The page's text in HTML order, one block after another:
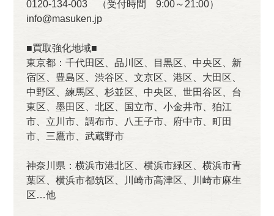
0120-134-003 （受付時間 9:00～21:00）
info@masuken.jp
■買取強化地域■
東京都：千代田区、品川区、目黒区、中央区、新
宿区、豊島区、渋谷区、文京区、港区、大田区、
中野区、練馬区、杉並区、中央区、世田谷区、台
東区、墨田区、北区、国立市、小金井市、狛江
市、立川市、調布市、八王子市、府中市、町田
市、三鷹市、武蔵野市
神奈川県：横浜市港北区、横浜市緑区、横浜市青
葉区、横浜市都筑区、川崎市高津区、川崎市麻生
区…他